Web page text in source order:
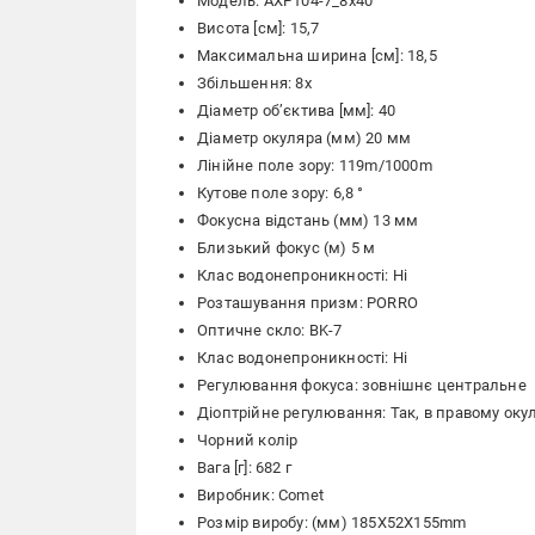
Висота [см]: 15,7
Максимальна ширина [см]: 18,5
Збільшення: 8x
Діаметр об’єктива [мм]: 40
Діаметр окуляра (мм) 20 мм
Лінійне поле зору: 119m/1000m
Кутове поле зору: 6,8 °
Фокусна відстань (мм) 13 мм
Близький фокус (м) 5 м
Клас водонепроникності: Ні
Розташування призм: PORRO
Оптичне скло: BK-7
Клас водонепроникності: Ні
Регулювання фокуса: зовнішнє центральне
Діоптрійне регулювання: Так, в правому
Чорний колір
Вага [г]: 682 г
Виробник: Comet
Розмір виробу: (мм) 185X52X155mm